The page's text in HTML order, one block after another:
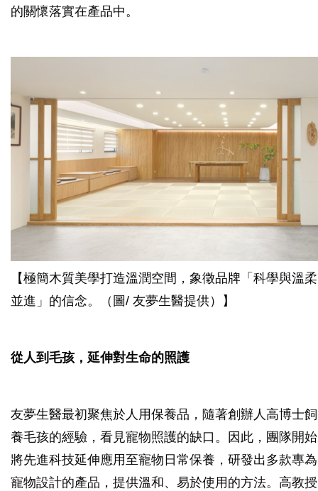
的關懷落實在產品中。
【極簡木質美學打造溫潤空間，象徵品牌「科學與溫柔
並進」的信念。（圖/ 友夢生醫提供）】
從人到毛孩，延伸對生命的照護
友夢生醫最初聚焦於人用保養品，隨著創辦人高博士飼
養毛孩的經驗，看見寵物照護的缺口。因此，團隊開始
將先進科技延伸應用至寵物日常保養，研發出多款專為
寵物設計的產品，提供溫和、易於使用的方法。高教授